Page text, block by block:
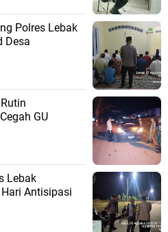
Polres Lebak
Desa
GU
Lebak
Antisipasi